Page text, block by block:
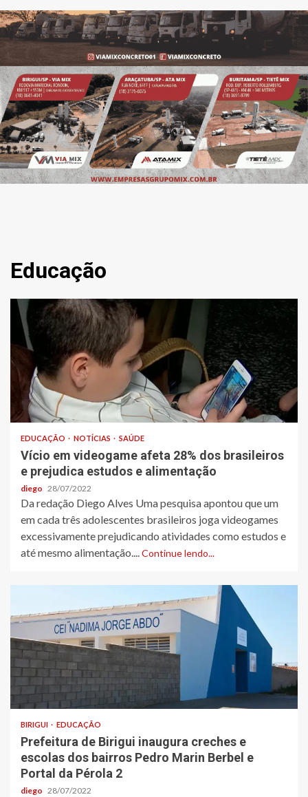
Educação
EDUCAÇÃO NOTÍCIAS SAÚDE
Vício em videogame afeta 28% dos brasileiros
e prejudica estudos e alimentação
diego 28/07/2022
Da redação Diego Alves Uma pesquisa apontou que um
em cada três adolescentes brasileiros joga videogames
excessivamente prejudicando atividades como estudos e
até mesmo alimentação....Continue lendo...
BIRIGUI EDUCAÇÃO
Prefeitura de Birigui inaugura creches e
escolas dos bairros Pedro Marin Berbel e
Portal da Pérola 2
diego 28/07/2022